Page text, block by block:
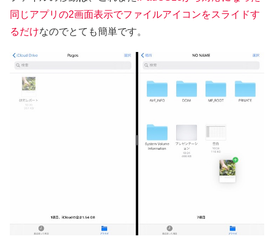
同じアプリの2画面表示でファイルアイコンをスライドす
るだけなのでとても簡単です。